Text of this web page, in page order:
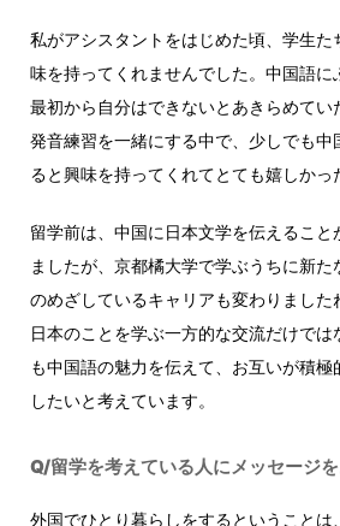
私がアシスタントをはじめた頃、学生た
味を持ってくれませんでした。中国語に
最初から自分はできないとあきらめてい
発音練習を一緒にする中で、少しでも中
ると興味を持ってくれてとても嬉しかっ
留学前は、中国に日本文学を伝えるこ
ましたが、京都橘大学で学ぶうちに新
のめざしているキャリアも変わりました
日本のことを学ぶ一方的な交流だけでは
も中国語の魅力を伝えて、お互いが積
したいと考えています。
Q/留学を考えている人にメッセージを
外国でひとり暮らしをするということは